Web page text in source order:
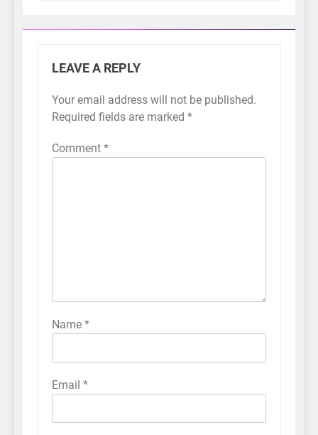
LEAVE A REPLY
Your email address will not be published.
Required fields are marked *
Comment *
Name *
Email *